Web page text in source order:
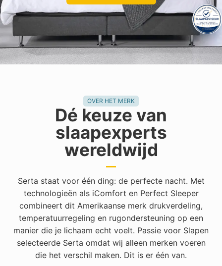
OVER HET MERK
Dé keuze van
slaapexperts
wereldwijd
Serta staat voor één ding: de perfecte nacht. Met
technologieën als iComfort en Perfect Sleeper
combineert dit Amerikaanse merk drukverdeling,
temperatuurregeling en rugondersteuning op een
manier die je lichaam echt voelt. Passie voor Slapen
selecteerde Serta omdat wij alleen merken voeren
die het verschil maken. Dit is er één van.